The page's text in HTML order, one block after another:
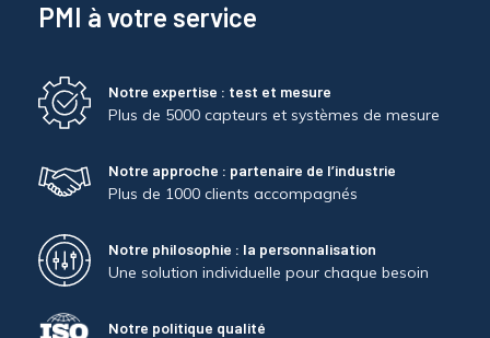
PMI à votre service
Notre expertise : test et mesure
Plus de 5000 capteurs et systèmes de mesure
Notre approche : partenaire de l’industrie
Plus de 1000 clients accompagnés
Notre philosophie : la personnalisation
Une solution individuelle pour chaque besoin
Notre politique qualité